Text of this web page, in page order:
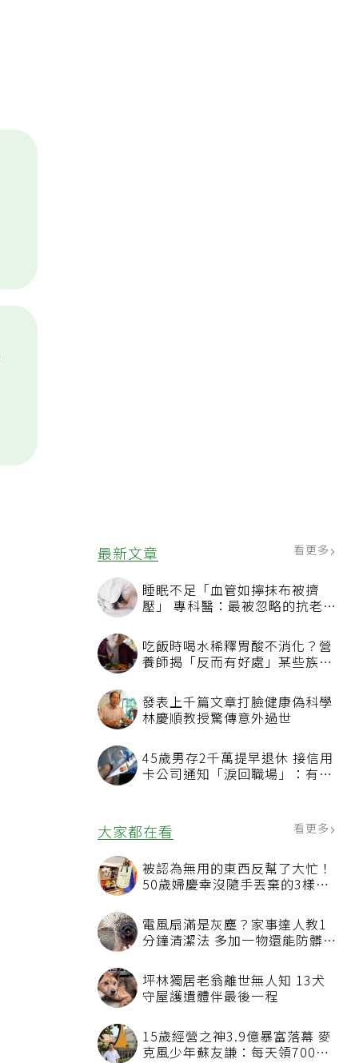
最新文章 看更多
睡眠不足「血管如擰抹布被擠
壓」 專科醫：最被忽略的抗老方
吃飯時喝水稀釋胃酸不消化？營
養師揭「反而有好處」某些族群
發表上千篇文章打臉健康偽科學
林慶順教授驚傳意外過世
45歲男存2千萬提早退休 接信用
卡公司通知「淚回職場」：有錢
大家都在看 看更多
被認為無用的東西反幫了大忙！
50歲婦慶幸沒隨手丟棄的3樣物
電風扇滿是灰塵？家事達人教1
分鐘清潔法 多加一物還能防髒汙
坪林獨居老翁離世無人知 13犬
守屋護遺體伴最後一程
15歲經營之神3.9億暴富落幕 麥
克風少年蘇友謙：每天領700元